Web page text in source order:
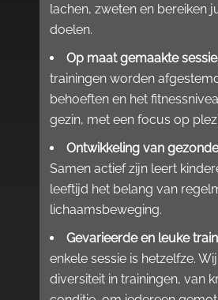
lachen, zweten en bereiken
doelen.​
Op maat gemaakte
trainingen worden
behoeften en het
gezin, met een focus op
Ontwikkeling van
Samen actief zijn leert
leeftijd het belang van
lichaamsbeweging.​
Gevarieerde en leuke
enkele sessie is hetzelfze.​
diversiteit in trainingen, van